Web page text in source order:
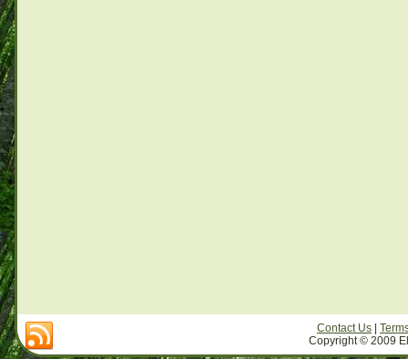
Contact Us
Copyright © 2009